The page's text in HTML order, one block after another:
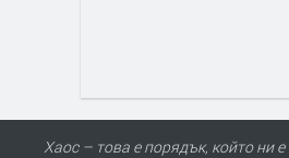
Хаос – това е порядък, който ни